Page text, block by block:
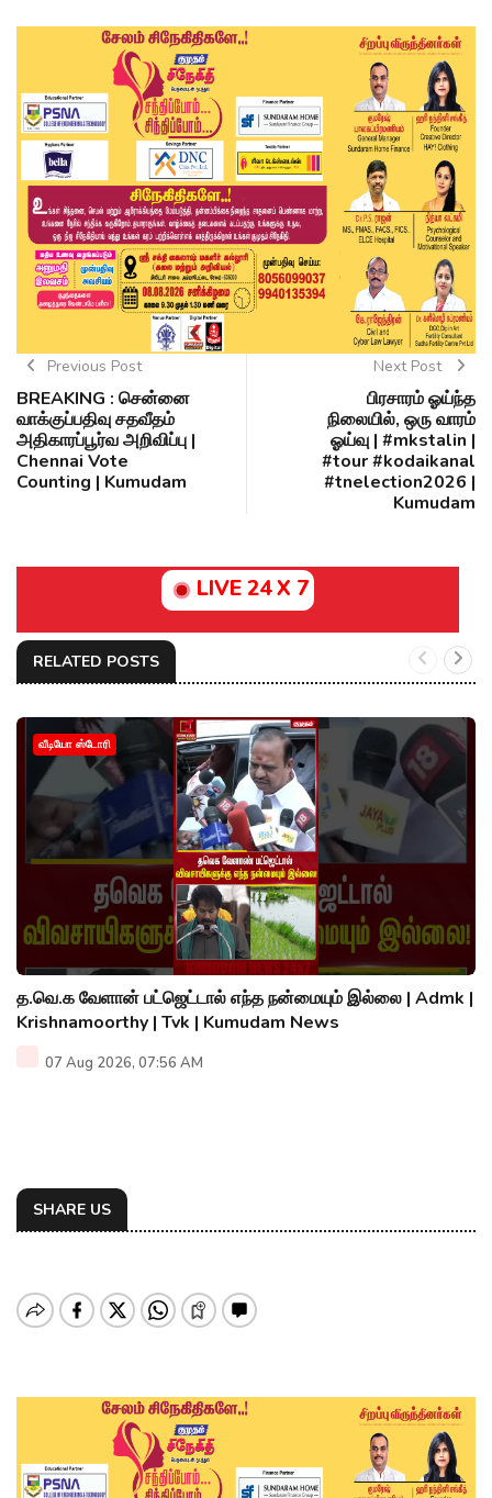
Previous Post
BREAKING : சென்னை
வாக்குப்பதிவு சதவீதம்
அதிகாரப்பூர்வ அறிவிப்பு |
Chennai Vote
Counting | Kumudam
Next Post
பிரசாரம் ஓய்ந்த
நிலையில், ஒரு வாரம்
ஓய்வு | #mkstalin |
#tour #kodaikanal
#tnelection2026 |
Kumudam
LIVE 24 X 7
RELATED POSTS
வீடியோ ஸ்டோரி
த.வெ.க வேளான் பட்ஜெட்டால் எந்த நன்மையும் இல்லை | Admk |
Krishnamoorthy | Tvk | Kumudam News
07 Aug 2026, 07:56 AM
SHARE US